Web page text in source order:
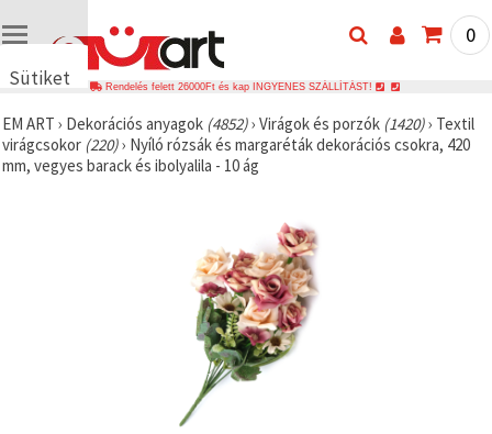
Sütiket
🍪 Cookie-
kat és
hasonló
0
Rendelés felett 26000Ft és kap INGYENES SZÁLLÍTÁST!
EM ART › Dekorációs anyagok (4852)› Virágok és porzók (1420)› Textil
virágcsokor (220)› Nyíló rózsák és margaréták dekorációs csokra, 420
mm, vegyes barack és ibolyalila - 10 ág